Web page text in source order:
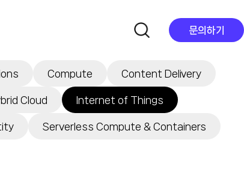
문의하기
Compute Content Delivery
Cloud Internet of Things
Serverless Compute & Containers